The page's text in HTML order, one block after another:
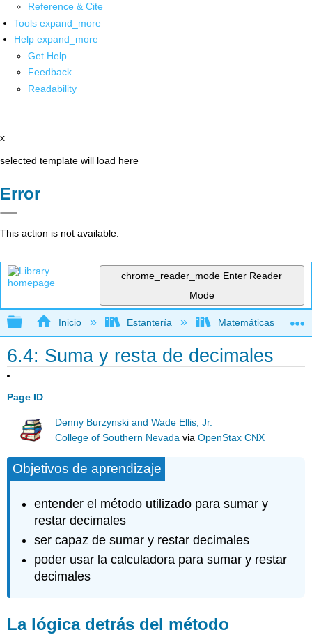
Reference & Cite
Tools expand_more
Help expand_more
Get Help
Feedback
Readability
x
selected template will load here
Error
This action is not available.
chrome_reader_mode Enter Reader
Mode
Expandir/contraer jerarquía global
Inicio Estantería Matemáticas
6.4: Suma y resta de decimales
Page ID
Denny Burzynski and Wade Ellis, Jr.
College of Southern Nevada viaOpenStax CNX
Objetivos de aprendizaje
entender el método utilizado para sumar y
restar decimales
ser capaz de sumar y restar decimales
poder usar la calculadora para sumar y restar
decimales
La lógica detrás del método